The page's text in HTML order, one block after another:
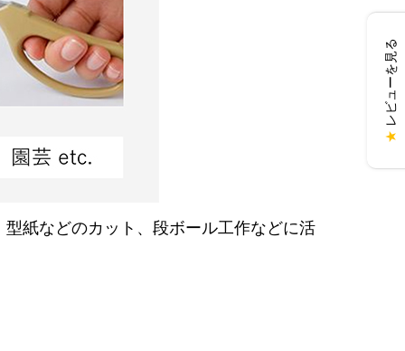
紙などのカット、段ボール工作などに活
★
レビューを見る